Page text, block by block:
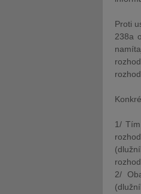
Proti
238a
1/
2/